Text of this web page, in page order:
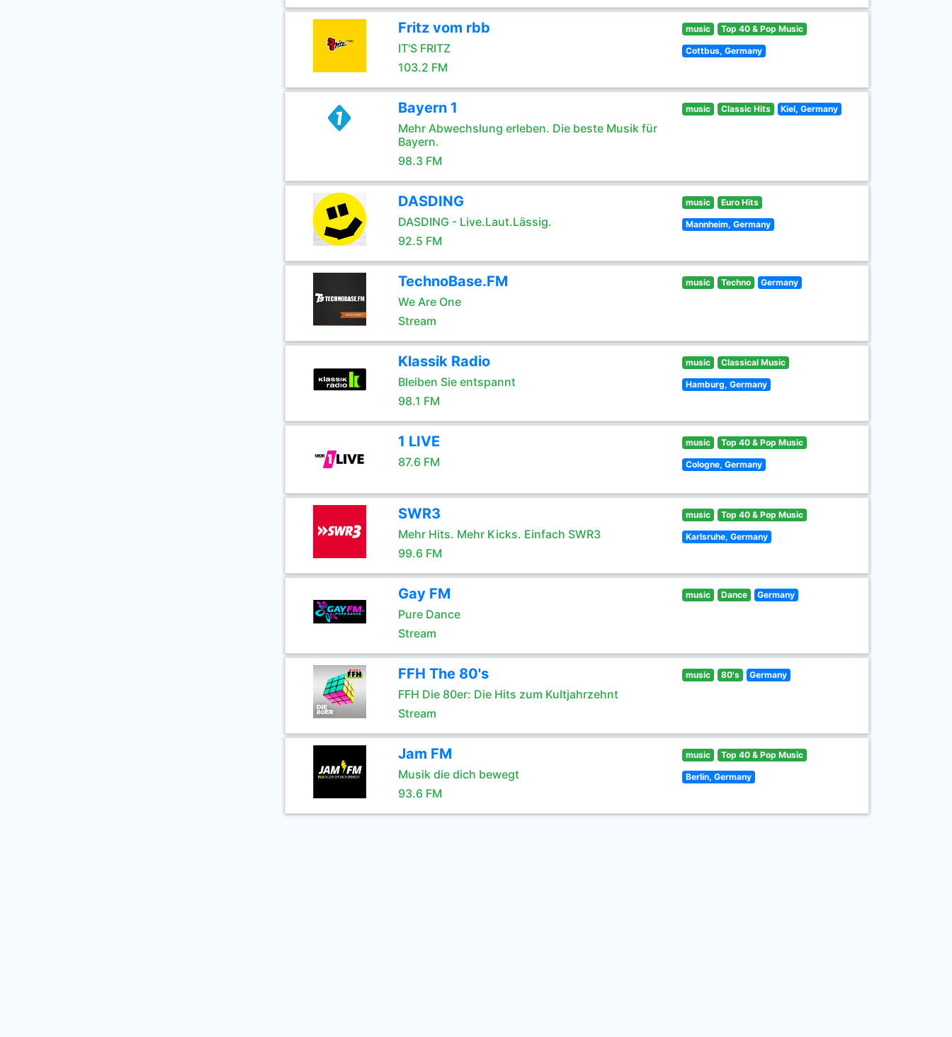
Fritz vom rbb
IT'S FRITZ
103.2 FM
music Top 40 & Pop Music
Cottbus, Germany
Bayern 1
Mehr Abwechslung erleben. Die beste Musik für
Bayern.
98.3 FM
music Classic Hits Kiel, Germany
DASDING
DASDING - Live.Laut.Lässig.
92.5 FM
music Euro Hits
Mannheim, Germany
TechnoBase.FM
We Are One
Stream
music Techno Germany
Klassik Radio
Bleiben Sie entspannt
98.1 FM
music Classical Music
Hamburg, Germany
1 LIVE
87.6 FM
music Top 40 & Pop Music
Cologne, Germany
SWR3
Mehr Hits. Mehr Kicks. Einfach SWR3
99.6 FM
music Top 40 & Pop Music
Karlsruhe, Germany
Gay FM
Pure Dance
Stream
music Dance Germany
FFH The 80's
FFH Die 80er: Die Hits zum Kultjahrzehnt
Stream
music 80's Germany
Jam FM
Musik die dich bewegt
93.6 FM
music Top 40 & Pop Music
Berlin, Germany